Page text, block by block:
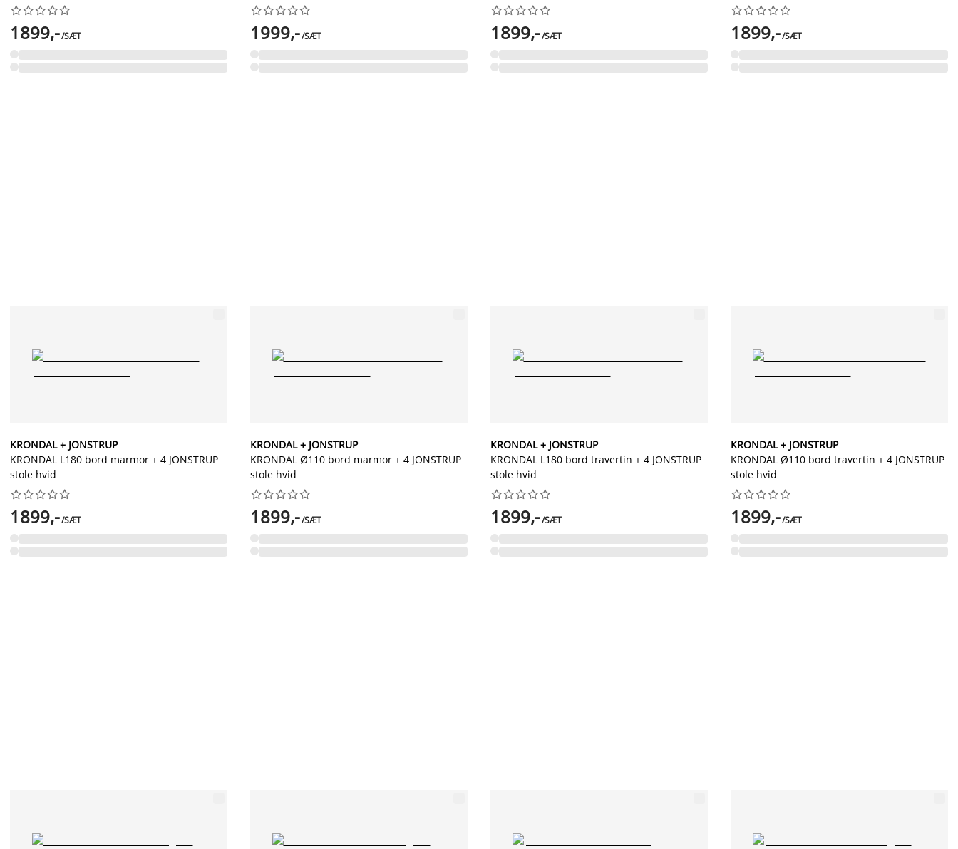






1899,-/SÆT






1999,-/SÆT






1899,-/SÆT






1899,-/SÆT
KRONDAL + JONSTRUP
KRONDAL L180 bord marmor + 4 JONSTRUP
stole hvid






1899,-/SÆT
KRONDAL + JONSTRUP
KRONDAL Ø110 bord marmor + 4 JONSTRUP
stole hvid






1899,-/SÆT
KRONDAL + JONSTRUP
KRONDAL L180 bord travertin + 4 JONSTRUP
stole hvid






1899,-/SÆT
KRONDAL + JONSTRUP
KRONDAL Ø110 bord travertin + 4 JONSTRUP
stole hvid






1899,-/SÆT